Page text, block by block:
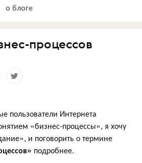
о блоге
процессов
пользователи Интернета
«бизнес-процессы», я хочу
и поговорить о термине
подробнее.